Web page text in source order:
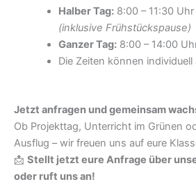
Halber Tag:8:00 – 11:30
(inklusive Frühstückspause)
Ganzer Tag:8:00 – 14:00
Die Zeiten können
Jetzt anfragen und gemeinsam
Ob Projekttag, Unterricht im Grünen
Ausflug – wir freuen uns auf eure
📩 Stellt jetzt eure Anfrage über
oder ruft uns an!